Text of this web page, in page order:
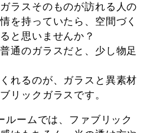
ラスそのものが訪れる人の
を持っていたら、空間づく
と思いませんか？
通のガラスだと、少し物足
れるのが、ガラスと異素材
リックガラスです。
ルームでは、ファブリック